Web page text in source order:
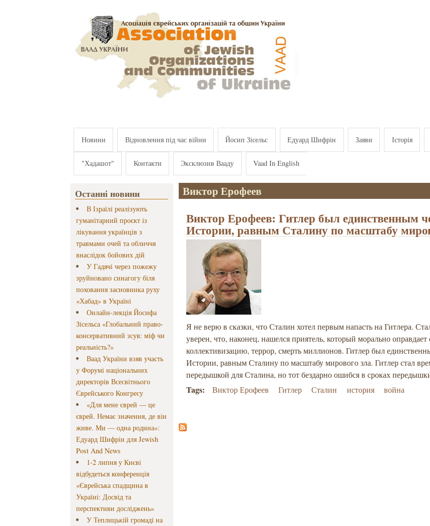
Новини Відновлення під час війни Йосип Зісельс Едуард Шифрін Заяви Історія
"Хадашот" Контакти Эксклюзив Вааду Vaad In English
Останні новини
В Ізраїлі реалізують
гуманітарний проєкт із
лікування українців з
травмами очей та обличчя
внаслідок бойових дій
У Гадячі через пожежу
зруйновано синагогу біля
поховання засновника руху
«Хабад» в Україні
Онлайн-лекція Йосифа
Зісельса «Глобальний право-
консервативний зсув: міф чи
реальність?»
Ваад України взяв участь
у Форумі національних
директорів Всесвітнього
Єврейського Конгресу
«Для мене єврей — це
єврей. Немає значення, де він
живе. Ми — одна родина»:
Едуард Шифрін для Jewish
Post And News
1-2 липня у Києві
відбудеться конференція
«Єврейська спадщина в
Україні: Досвід та
перспективи досліджень»
У Теплицькій громаді на
Виктор Ерофеев
Виктор Ерофеев: Гитлер был единственным
Истории, равным Сталину по масштабу
Я не верю в сказки, что Сталин хотел первым напасть на Гитлера.
уверен, что, наконец, нашелся приятель, который морально оправдает
коллективизацию, террор, смерть миллионов. Гитлер был
Истории, равным Сталину по масштабу мирового зла. Гитлер стал
передышкой для Сталина, но тот бездарно ошибся в сроках
Tags: Виктор Ерофеев Гитлер Сталин история война